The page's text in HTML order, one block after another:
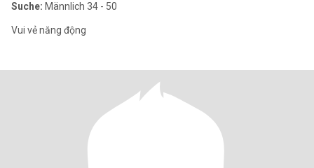
Suche: Männlich 34 - 50
Vui vẻ năng động